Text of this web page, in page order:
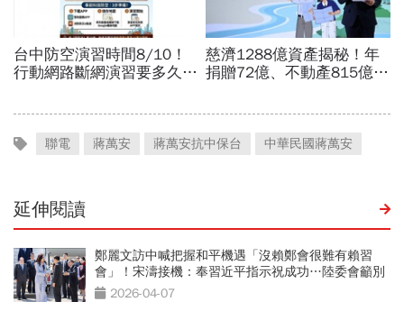
聯電 蔣萬安 蔣萬安抗中保台 中華民國蔣萬安
延伸閱讀
鄭麗文訪中喊把握和平機遇「沒賴鄭會很難有賴習
會」！宋濤接機：奉習近平指示祝成功…陸委會籲別
踩紅線
2026-04-07